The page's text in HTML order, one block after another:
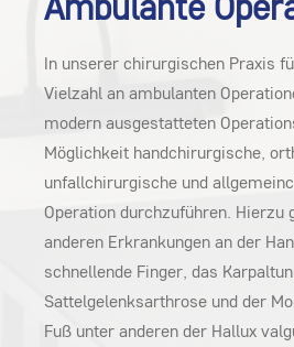
Ambulante
In unserer chirurgischen Praxis
Vielzahl an ambulanten
modern ausgestatteten
Möglichkeit handchirurgische,
unfallchirurgische und
Operation durchzuführen. Hierzu
anderen Erkrankungen an der
schnellende Finger, das
Sattelgelenksarthrose und der
Fuß unter anderen der Hallux